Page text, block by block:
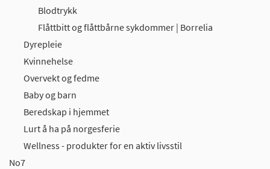
Blodtrykk
Flåttbitt og flåttbårne sykdommer | Borrelia
Dyrepleie
Kvinnehelse
Overvekt og fedme
Baby og barn
Beredskap i hjemmet
Lurt å ha på norgesferie
Wellness - produkter for en aktiv livsstil
No7